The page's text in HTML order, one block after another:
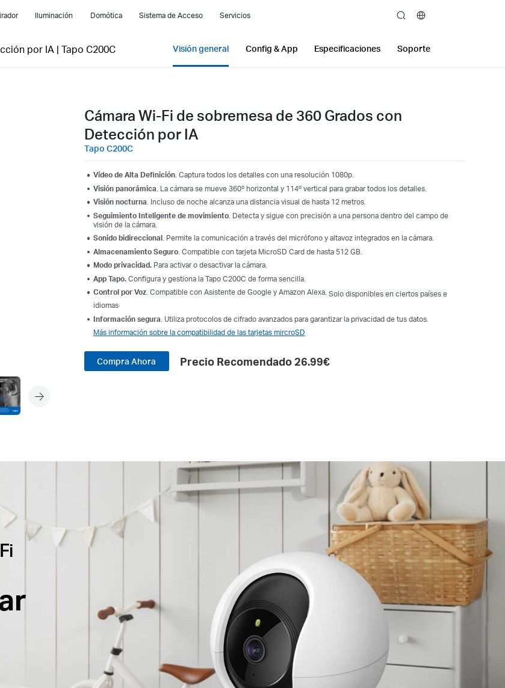
Iluminación Domótica Sistema de Acceso Servicios search
por IA | Tapo C200C Visión general Config & App Especificaciones Soporte
Cámara Wi-Fi de sobremesa de 360 Grados con
Detección por IA
Tapo C200C
Vídeo de Alta Definición. Captura todos los detalles con una resolución 1080p.
Visión panorámica . La cámara se mueve 360º horizontal y 114º vertical para grabar todos los detalles.
Visión nocturna. Incluso de noche alcanza una distancia visual de hasta 12 metros.
Seguimiento Inteligente de movimiento. Detecta y sigue con precisión a una persona dentro del campo de
visión de la cámara.
Sonido bidireccional. Permite la comunicación a través del micrófono y altavoz integrados en la cámara.
Almacenamiento Seguro. Compatible con tarjeta MicroSD Card de hasta 512 GB.
Modo privacidad.Para activar o desactivar la cámara.
App Tapo.Configura y gestiona la Tapo C200C de forma sencilla.
Control por Voz. Compatible con Asistente de Google y Amazon Alexa. Solo disponibles en ciertos países e
idiomas.
Información segura . Utiliza protocolos de cifrado avanzados para garantizar la privacidad de tus datos.
Más información sobre la compatibilidad de las tarjetas mircroSD
Compra Ahora Precio Recomendado 26.99€